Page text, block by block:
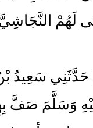
لَهُمْ
حَدَّثَنِي سَعِيدُ
وَسَلَّمَ صَفَّ